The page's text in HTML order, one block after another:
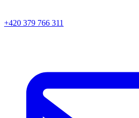
+420 379 766 311